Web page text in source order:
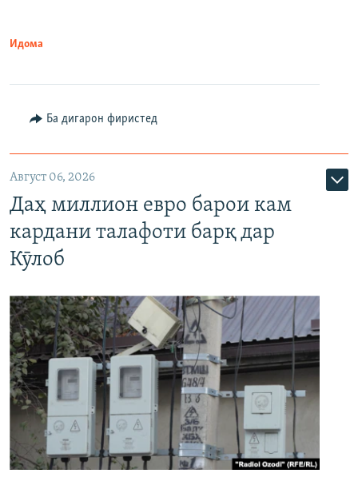
Идома
Ба дигарон фиристед
Август 06, 2026
Даҳ миллион евро барои кам
кардани талафоти барқ дар
Кӯлоб